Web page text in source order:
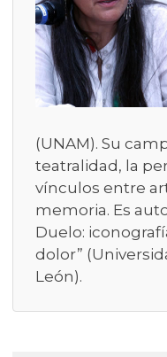
(UNAM). Su
teatralidad, la
vínculos entre
memoria. Es
Duelo:
dolor”
León).